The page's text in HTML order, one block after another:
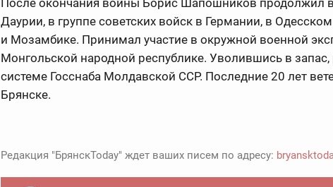
После окончания войны Борис Шапошников продолжил
Даурии, в группе советских войск в Германии, в
и Мозамбике. Принимал участие в окружной военной
Монгольской народной республике. Уволившись в запас,
системе Госснаба Молдавской ССР. Последние 20 лет
Брянске.
Редакция "БрянскToday" ждет ваших писем по адресу: